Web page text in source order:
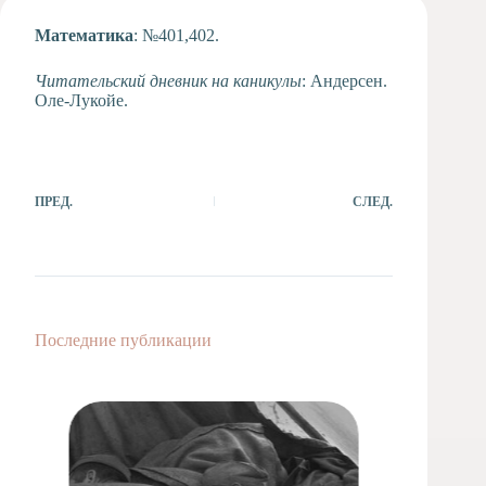
студия
Музыкальное
отделение
Математика: №401,402.
Читательский дневник на каникулы: Андерсен.
Оле-Лукойе.
ПРЕД. СЛЕД.
Последние публикации